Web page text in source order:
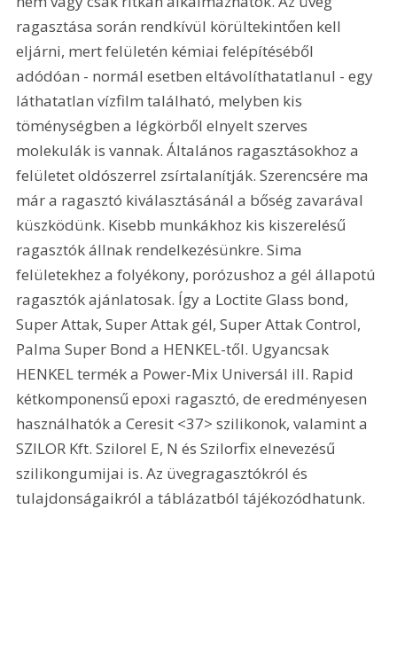
ragasztása során rendkívül körültekintően kell
eljárni, mert felületén kémiai felépítéséből
adódóan - normál esetben eltávolíthatatlanul - egy
láthatatlan vízfilm található, melyben kis
töménységben a légkörből elnyelt szerves
molekulák is vannak. Általános ragasztásokhoz a
felületet oldószerrel zsírtalanítják. Szerencsére ma
már a ragasztó kiválasztásánál a bőség zavarával
küszködünk. Kisebb munkákhoz kis kiszerelésű
ragasztók állnak rendelkezésünkre. Sima
felületekhez a folyékony, porózushoz a gél állapotú
ragasztók ajánlatosak. Így a Loctite Glass bond,
Super Attak, Super Attak gél, Super Attak Control,
Palma Super Bond a HENKEL-től. Ugyancsak
HENKEL termék a Power-Mix Universál ill. Rapid
kétkomponensű epoxi ragasztó, de eredményesen
használhatók a Ceresit <37> szilikonok, valamint a
SZILOR Kft. Szilorel E, N és Szilorfix elnevezésű
szilikongumijai is. Az üvegragasztókról és
tulajdonságaikról a táblázatból tájékozódhatunk.